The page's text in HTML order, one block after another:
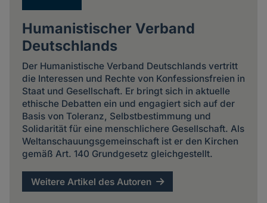
Humanistischer Verband
Deutschlands
Der Humanistische Verband Deutschlands vertritt
die Interessen und Rechte von Konfessionsfreien in
Staat und Gesellschaft. Er bringt sich in aktuelle
ethische Debatten ein und engagiert sich auf der
Basis von Toleranz, Selbstbestimmung und
Solidarität für eine menschlichere Gesellschaft. Als
Weltanschauungsgemeinschaft ist er den Kirchen
gemäß Art. 140 Grundgesetz gleichgestellt.
Weitere Artikel des Autoren